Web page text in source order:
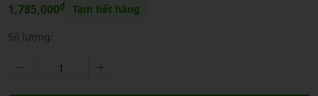
1,785,000₫ Tạm hết hàng
Số lượng: